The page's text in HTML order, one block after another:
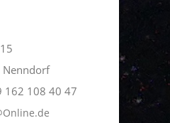
Nenndorf
162 108 40 47